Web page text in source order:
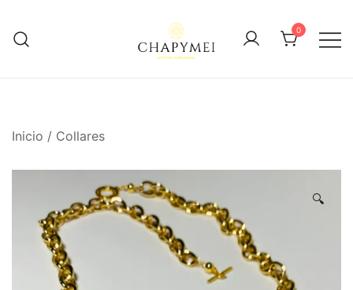
content
0
Inicio / Collares
🔍